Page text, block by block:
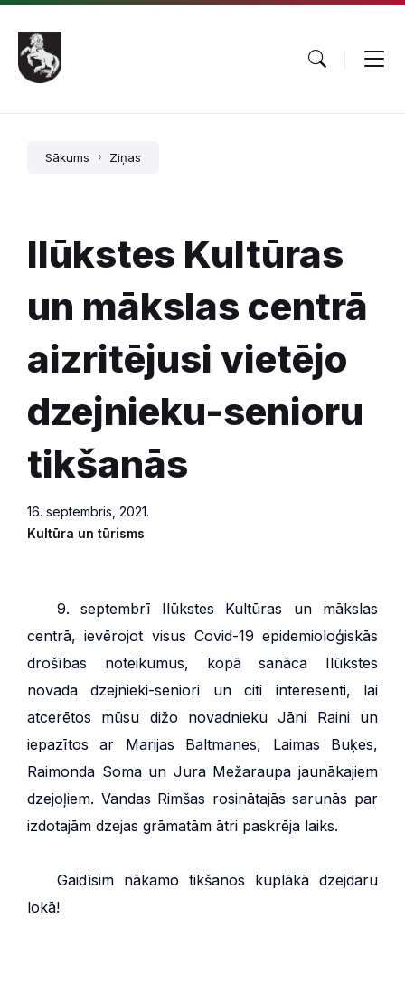
Pāriet
saturu
Skip
main
navigation
Skip
footer
Sākums Ziņas
Ilūkstes Kultūras
un mākslas centrā
aizritējusi vietējo
dzejnieku-senioru
tikšanās
16. septembris, 2021.
Kultūra un tūrisms
9. septembrī Ilūkstes Kultūras un mākslas
centrā, ievērojot visus Covid-19 epidemioloģiskās
drošības noteikumus, kopā sanāca Ilūkstes
novada dzejnieki-seniori un citi interesenti, lai
atcerētos mūsu dižo novadnieku Jāni Raini un
iepazītos ar Marijas Baltmanes, Laimas Buķes,
Raimonda Soma un Jura Mežaraupa jaunākajiem
dzejoļiem. Vandas Rimšas rosinātajās sarunās par
izdotajām dzejas grāmatām ātri paskrēja laiks.
Gaidīsim nākamo tikšanos kuplākā dzejdaru
lokā!